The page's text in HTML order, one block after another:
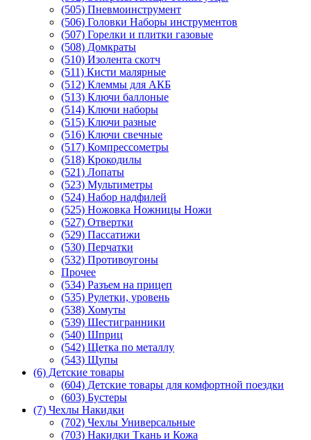
(505) Пневмоинструмент
(506) Головки Наборы инструментов
(507) Горелки и плитки газовые
(508) Домкраты
(510) Изолента скотч
(511) Кисти малярные
(512) Клеммы для АКБ
(513) Ключи баллоные
(514) Ключи наборы
(515) Ключи разные
(516) Ключи свечные
(517) Компрессометры
(518) Крокодилы
(521) Лопаты
(523) Мультиметры
(524) Набор надфилей
(525) Ножовка Ножницы Ножи
(527) Отвертки
(529) Пассатижи
(530) Перчатки
(532) Противоугоны
Прочее
(534) Разъем на прицеп
(535) Рулетки, уровень
(538) Хомуты
(539) Шестигранники
(540) Шприц
(542) Щетка по металлу
(543) Щупы
(6) Детские товары
(604) Детские товары для комфортной поездки
(603) Бустеры
(7) Чехлы Накидки
(702) Чехлы Универсальные
(703) Накидки Ткань и Кожа